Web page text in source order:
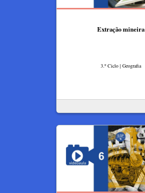
Extração mineira
3.º Ciclo | Geografia